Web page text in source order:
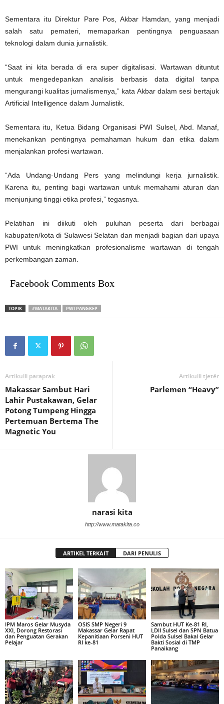
Sementara itu Direktur Pare Pos, Akbar Hamdan, yang menjadi
salah satu pemateri, memaparkan pentingnya penguasaan
teknologi dalam dunia jurnalistik.
“Saat ini kita berada di era super digitalisasi. Wartawan dituntut
untuk mengedepankan analisis berbasis data digital tanpa
mengurangi kualitas jurnalismenya,” kata Akbar dalam sesi bertajuk
Artificial Intelligence dalam Jurnalistik.
Sementara itu, Ketua Bidang Organisasi PWI Sulsel, Abd. Manaf,
menekankan pentingnya pemahaman hukum dan etika dalam
menjalankan profesi wartawan.
“Ada Undang-Undang Pers yang melindungi kerja jurnalistik.
Karena itu, penting bagi wartawan untuk memahami aturan dan
menjunjung tinggi etika profesi,” tegasnya.
Pelatihan ini diikuti oleh puluhan peserta dari berbagai
kabupaten/kota di Sulawesi Selatan dan menjadi bagian dari upaya
PWI untuk meningkatkan profesionalisme wartawan di tengah
perkembangan zaman.
Facebook Comments Box
TOPIK #MATAKITA PWI PANGKEP
Artikulli paraprak
Makassar Sambut Hari
Lahir Pustakawan, Gelar
Potong Tumpeng Hingga
Pertemuan Bertema The
Magnetic You
Artikulli tjetër
Parlemen “Heavy”
narasi kita
http://www.matakita.co
ARTIKEL TERKAIT DARI PENULIS
IPM Maros Gelar Musyda
XXI, Dorong Restorasi
dan Penguatan Gerakan
Pelajar
OSIS SMP Negeri 9
Makassar Gelar Rapat
Kepanitiaan Porseni HUT
RI ke-81
Sambut HUT Ke-81 RI,
LDII Sulsel dan SPN Batua
Polda Sulsel Bakal Gelar
Bakti Sosial di TMP
Panaikang